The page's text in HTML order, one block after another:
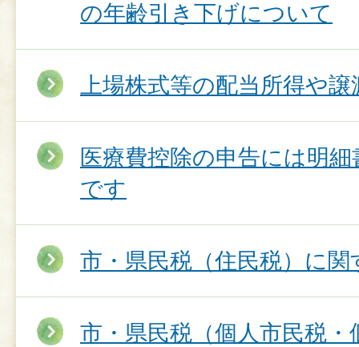
の年齢引き下げについて
上場株式等の配当所得や
医療費控除の申告には明
です
市・県民税（住民税）に関
市・県民税（個人市民税